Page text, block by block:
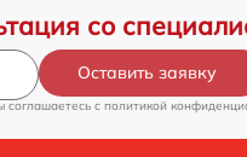
со
Оставить заявку
соглашаетесь c политикой